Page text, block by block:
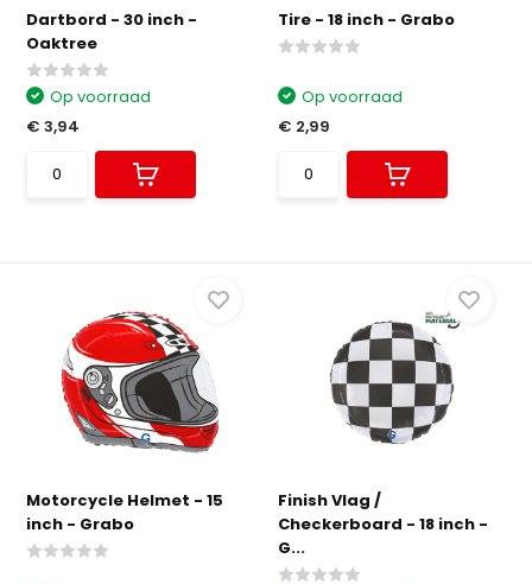
Dartbord - 30 inch -
Oaktree
Op voorraad
€ 3,94
Tire - 18 inch - Grabo
Op voorraad
€ 2,99
Motorcycle Helmet - 15
inch - Grabo
Finish Vlag /
Checkerboard - 18 inch -
G...